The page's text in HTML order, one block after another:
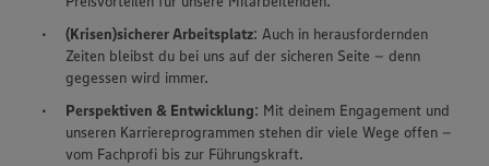
(Krisen)sicherer Arbeitsplatz: Auch in herausfordernden
Zeiten bleibst du bei uns auf der sicheren Seite – denn
gegessen wird immer.
Perspektiven & Entwicklung: Mit deinem Engagement und
unseren Karriereprogrammen stehen dir viele Wege offen –
vom Fachprofi bis zur Führungskraft.